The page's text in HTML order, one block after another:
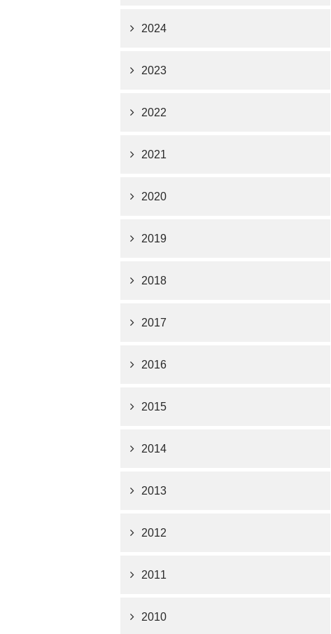
2024
2023
2022
2021
2020
2019
2018
2017
2016
2015
2014
2013
2012
2011
2010